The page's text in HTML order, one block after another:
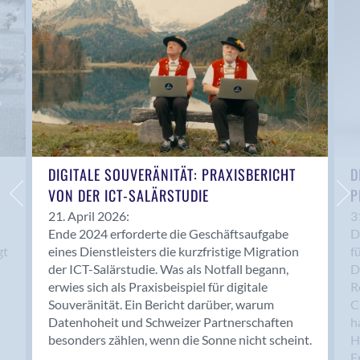
Anwil
Appenzell
Au SG
Baar
Baden
Balsthal
Balzers
Basel
Bassersdorf
Belp
Bendern
Benken (SG)
Bergdietikon
Berlin
Bern
Bern - Liebefeld
DIGITALE SOUVERÄNITÄT: PRAXISBERICHT
VON DER ICT-SALÄRSTUDIE
21. April 2026:
Ende 2024 erforderte die Geschäftsaufgabe
eines Dienstleisters die kurzfristige Migration
der ICT-Salärstudie. Was als Notfall begann,
erwies sich als Praxisbeispiel für digitale
Souveränität. Ein Bericht darüber, warum
Datenhoheit und Schweizer Partnerschaften
besonders zählen, wenn die Sonne nicht scheint.